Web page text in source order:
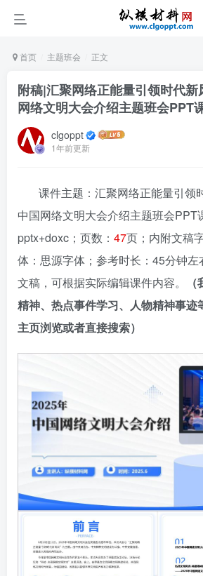
首页 主题班会 正文
附稿|汇聚网络正能量引领时代新
网络文明大会介绍主题班会PPT
clgoppt
1年前更新
课件主题：汇聚网络正能量引领
中国网络文明大会介绍主题班会PPT
pptx+doxc；页数： 47页；内附文稿
体：思源字体；参考时长：45分钟
文稿，可根据实际编辑课件内容。
精神、热点事件学习、人物精神事迹
主页浏览或者直接搜索）